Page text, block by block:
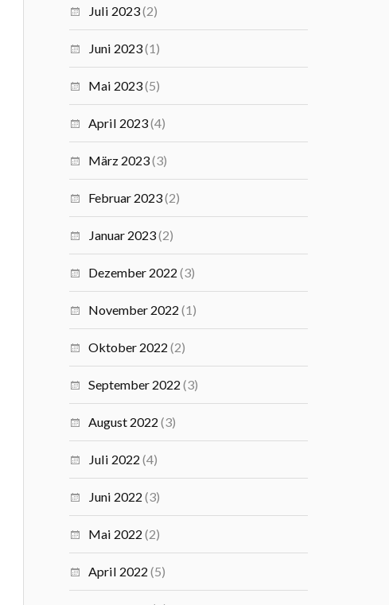
Juli 2023(2)
Juni 2023(1)
Mai 2023(5)
April 2023(4)
März 2023(3)
Februar 2023(2)
Januar 2023(2)
Dezember 2022 (3)
November 2022 (1)
Oktober 2022 (2)
September 2022 (3)
August 2022 (3)
Juli 2022 (4)
Juni 2022 (3)
Mai 2022 (2)
April 2022 (5)